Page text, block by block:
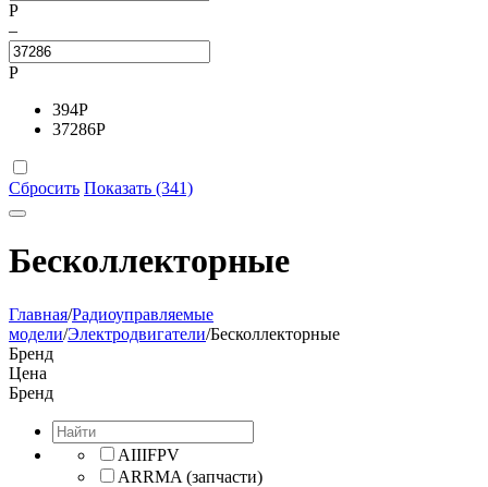
Р
–
Р
394Р
37286Р
Сбросить Показать (341)
Бесколлекторные
Главная/Радиоуправляемые
модели/Электродвигатели/Бесколлекторные
Бренд
Цена
Бренд
AIIIFPV
ARRMA (запчасти)